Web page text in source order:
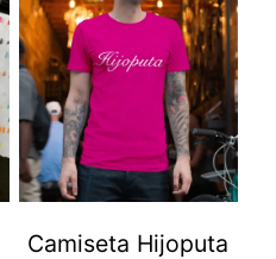
Camiseta Hijoputa
producto
tiene
múltiples
variantes.
Las
opciones
pueden